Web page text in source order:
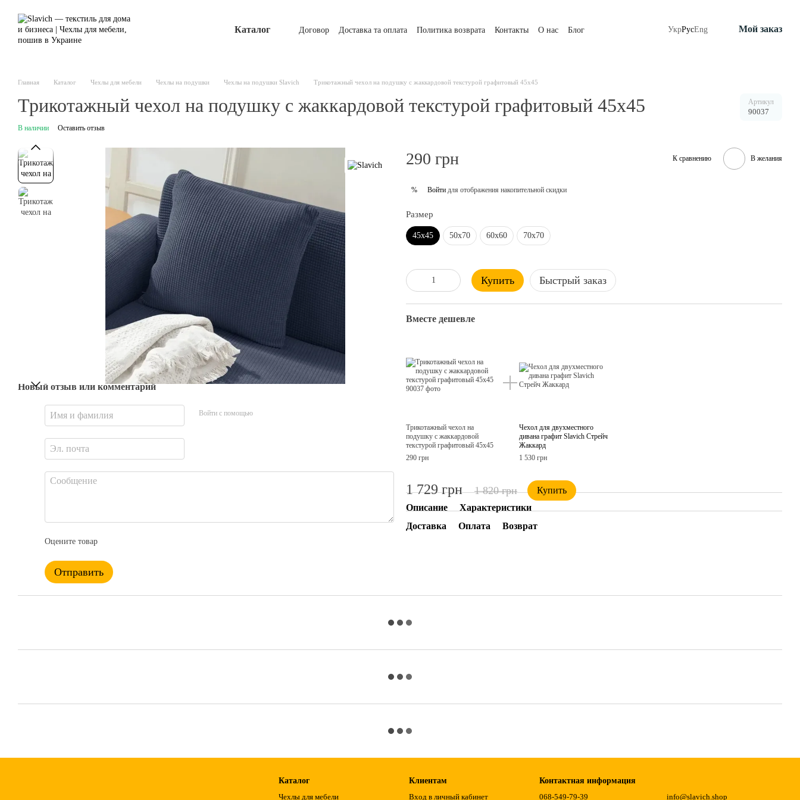
Каталог Договор Доставка та оплата Политика возврата Контакты О нас Блог УкрРусEng Мой заказ
Главная Каталог Чехлы для мебели Чехлы на подушки Чехлы на подушки Slavich Трикотажный чехол на подушку с жаккардовой текстурой графитовый 45х45
Трикотажный чехол на подушку с жаккардовой текстурой графитовый 45х45 Артикул
90037
В наличии Оставить отзыв
Новый отзыв или комментарий
Войти с помощью
Оцените товар
Отправить
290 грн К сравнению В желания
% Войти для отображения накопительной скидки
Размер
45х45 50х70 60х60 70х70
Купить Быстрый заказ
Вместе дешевле
Трикотажный чехол на
подушку с жаккардовой
текстурой графитовый 45х45
290 грн
Чехол для двухместного
дивана графит Slavich Стрейч
Жаккард
1 530 грн
1 729 грн 1 820 грн
Купить
Описание
Характеристики
Доставка
Оплата Возврат
Каталог
Чехлы для мебели
Клиентам
Вход в личный кабинет
Контактная информация
068-549-79-39
info@slavich.shop